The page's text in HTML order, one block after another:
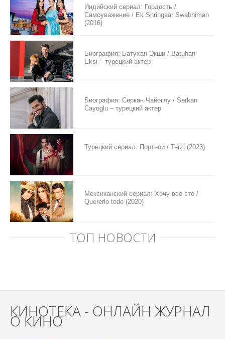
Индийский сериал: Гордость /
Самоуважение / Ek Shringaar Swabhiman
(2016)
Биография: Батухан Экши / Batuhan
Eksi – турецкий актер
Биография: Серкан Чайоглу / Serkan
Cayoglu – турецкий актер
Турецкий сериал: Портной / Terzi (2023)
Мексиканский сериал: Хочу все это /
Quererlo todo (2020)
ТОП НОВОСТИ
КИНОТЕКА - ОНЛАЙН ЖУРНАЛ
О КИНО